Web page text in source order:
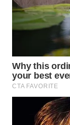
KUNINGAN
WN
MAJALENGKA
WN
SUBANG
WN
SUKABUMI